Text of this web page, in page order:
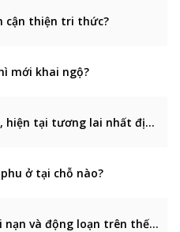
cận thiện tri thức?
mới khai ngộ?
Nghĩ Phật niệm Phật, hiện tại tương lai nhất định thấy Phật
ở tại chỗ nào?
Nguyên nhân của tai nạn và động loạn trên thế giới